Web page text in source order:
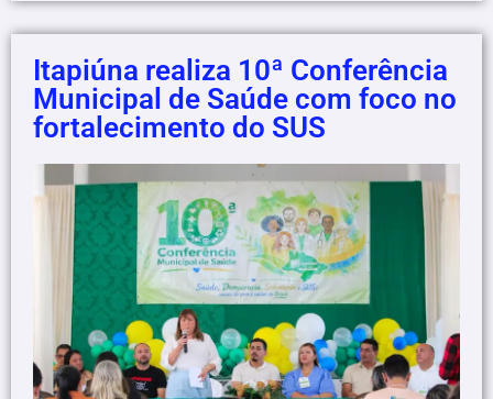
Itapiúna realiza 10ª Conferência
Municipal de Saúde com foco no
fortalecimento do SUS